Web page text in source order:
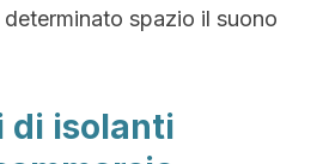
spazio il suono
di isolanti